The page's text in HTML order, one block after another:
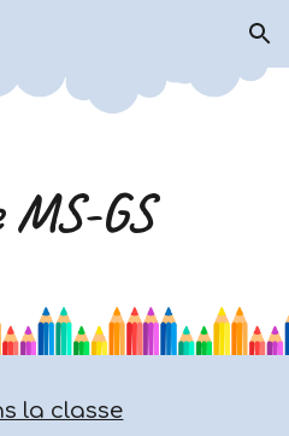
Skip to navigation
MS-GS
la classe